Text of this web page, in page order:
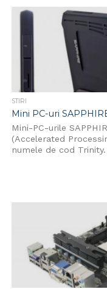
STIRI
Mini PC-uri
Mini-PC-urile
(Accelerated
numele de cod